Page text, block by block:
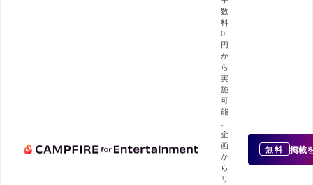
数
料
0
円
か
ら
実
施
可
能
企
画
か
ら
リ
無料 掲載